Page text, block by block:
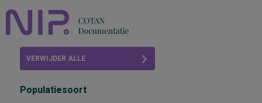
VERWIJDER ALLE
Populatiesoort